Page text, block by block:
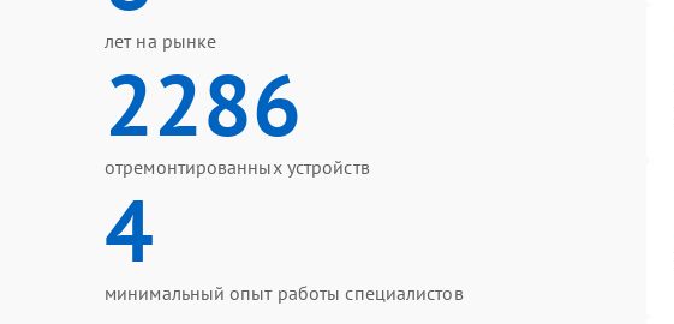
лет на рынке
2286
отремонтированных устройств
4
минимальный опыт работы специалистов